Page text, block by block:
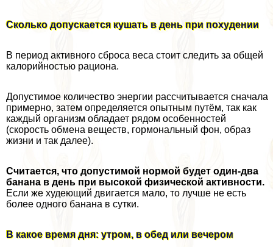
Сколько допускается кушать в день при похудении
В период активного сброса веса стоит следить за общей
калорийностью рациона.
Допустимое количество энергии рассчитывается сначала
примерно, затем определяется опытным путём, так как
каждый организм обладает рядом особенностей
(скорость обмена веществ, гормональный фон, образ
жизни и так далее).
Считается, что допустимой нормой будет один-два
банана в день при высокой физической активности.
Если же худеющий двигается мало, то лучше не есть
более одного банана в сутки.
В какое время дня: утром, в обед или вечером